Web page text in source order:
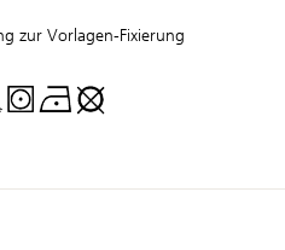
zur Vorlagen-Fixierung